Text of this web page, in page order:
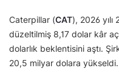
Caterpillar (CAT), 2026
düzeltilmiş 8,17 dolar kâr
dolarlık beklentisini aştı.
20,5 milyar dolara yükseldi.